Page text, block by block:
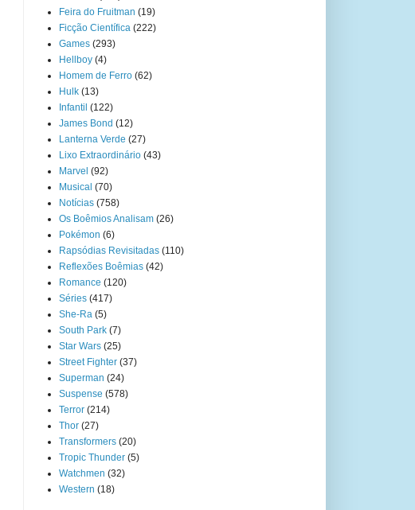
Feira do Fruitman (19)
Ficção Científica (222)
Games (293)
Hellboy (4)
Homem de Ferro (62)
Hulk (13)
Infantil (122)
James Bond (12)
Lanterna Verde (27)
Lixo Extraordinário (43)
Marvel (92)
Musical (70)
Notícias (758)
Os Boêmios Analisam (26)
Pokémon (6)
Rapsódias Revisitadas (110)
Reflexões Boêmias (42)
Romance (120)
Séries (417)
She-Ra (5)
South Park (7)
Star Wars (25)
Street Fighter (37)
Superman (24)
Suspense (578)
Terror (214)
Thor (27)
Transformers (20)
Tropic Thunder (5)
Watchmen (32)
Western (18)